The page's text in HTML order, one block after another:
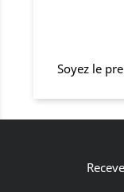
Soyez le